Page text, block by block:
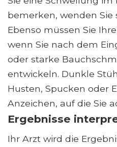
bemerken, wenden Sie
Ebenso müssen Sie
wenn Sie nach dem
oder starke
entwickeln. Dunkle
Husten, Spucken oder
Anzeichen, auf die Sie
Ergebnisse
Ihr Arzt wird die